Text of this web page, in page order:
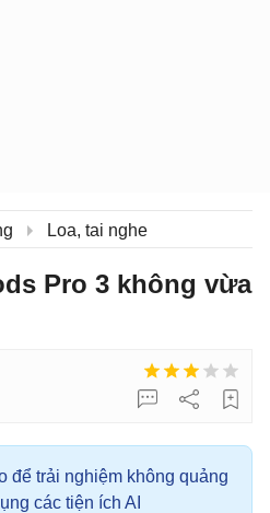
Loa, tai nghe
Pro 3 không vừa
để trải nghiệm không quảng
các tiện ích AI